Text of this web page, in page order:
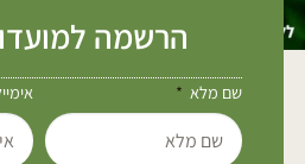
הרשמה
שם מלא